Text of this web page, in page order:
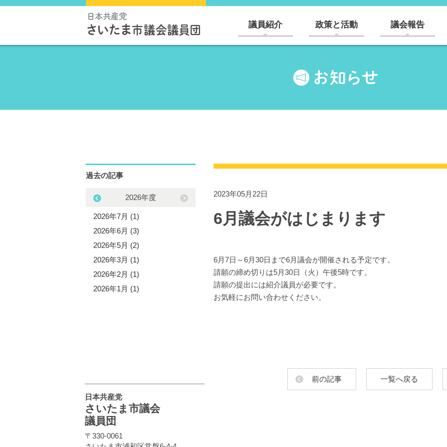
議員紹介 政策と活動 議会報告
2023年05月22日
6月議会がはじまります
6月7日～6月30日まで6月議会が開催される予定です。
請願の締め切りは5月30日（火）午後5時です。
請願の提出には紹介議員が必要です。
お気軽にお問い合わせください。
前の記事 一覧へ戻る
過去の記事
2026年度
2026年7月 (1)
2026年6月 (3)
2026年5月 (2)
2026年3月 (1)
2026年2月 (1)
2026年1月 (1)
日本共産党
さいたま市議会
議員団
〒330-0061